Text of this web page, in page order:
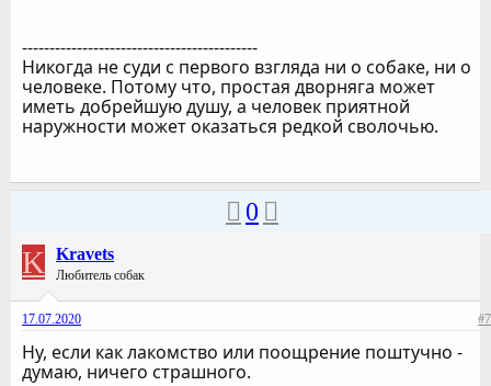
-------------------------------------------
Никогда не суди с первого взгляда ни о собаке, ни о
человеке. Потому что, простая дворняга может
иметь добрейшую душу, а человек приятной
наружности может оказаться редкой сволочью.
0
K Kravets
Любитель собак
17.07.2020 #7
Ну, если как лакомство или поощрение поштучно -
думаю, ничего страшного.